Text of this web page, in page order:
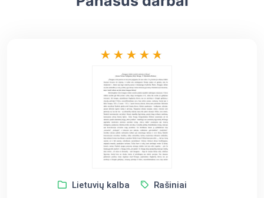
Lietuvių kalba Rašiniai